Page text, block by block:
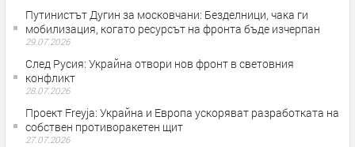
Путинистът Дугин за московчани: Безделници, чака ги
мобилизация, когато ресурсът на фронта бъде изчерпан
29.07.2026
След Русия: Украйна отвори нов фронт в световния
конфликт
28.07.2026
Проект Freyja: Украйна и Европа ускоряват разработката на
собствен противоракетен щит
27.07.2026